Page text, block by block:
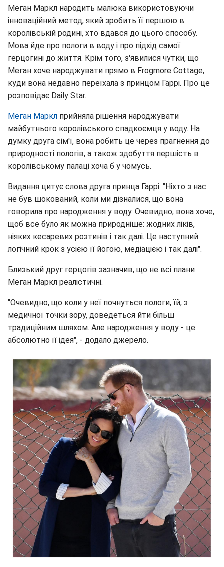
Меган Маркл народить малюка використовуючи
інноваційний метод, який зробить її першою в
королівській родині, хто вдався до цього способу.
Мова йде про пологи в воду і про підхід самої
герцогині до життя. Крім того, з'явилися чутки, що
Меган хоче народжувати прямо в Frogmore Cottage,
куди вона недавно переїхала з принцом Гаррі. Про це
розповідає Daily Star.
Меган Маркл прийняла рішення народжувати
майбутнього королівського спадкоємця у воду. На
думку друга сім'ї, вона робить це через прагнення до
природності пологів, а також здобуття першість в
королівському палаці хоча б у чомусь.
Видання цитує слова друга принца Гаррі: "Ніхто з нас
не був шокований, коли ми дізналися, що вона
говорила про народження у воду. Очевидно, вона хоче,
щоб все було як можна природніше: жодних ліків,
ніяких кесаревих розтинів і так далі. Це наступний
логічний крок з усією її йогою, медіацією і так далі".
Близький друг герцогів зазначив, що не всі плани
Меган Маркл реалістичні.
"Очевидно, що коли у неї почнуться пологи, їй, з
медичної точки зору, доведеться йти більш
традиційним шляхом. Але народження у воду - це
абсолютно її ідея", - додало джерело.